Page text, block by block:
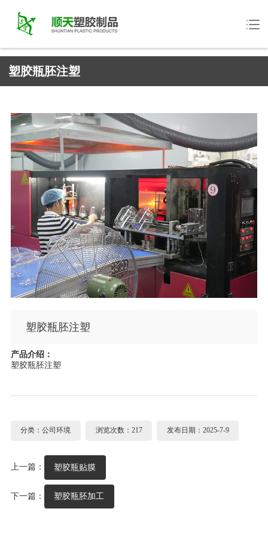
塑胶瓶胚注塑
塑胶瓶胚注塑
产品介绍：
塑胶瓶胚注塑
分类：公司环境 浏览次数：217 发布日期：2025-7-9
上一篇： 塑胶瓶贴膜
下一篇： 塑胶瓶胚加工